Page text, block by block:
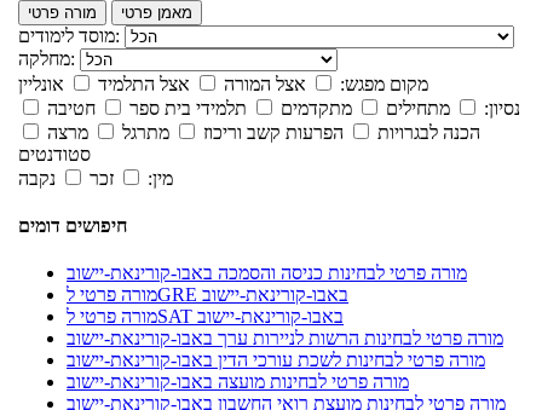
מורה פרטי מאמן פרטי
מוסד לימודים:
מחלקה:
מקום מפגש:
אצל המורה אצל התלמיד
אונליין
נסיון:
מתחילים מתקדמים תלמידי בית ספר
חטיבה
הכנה לבגרויות
הפרעות קשב וריכוז מתרגל
מרצה
סטודנטים
מין:
זכר נקבה
חיפושים דומים
מורה פרטי לבחינות כניסה והסמכה באבו-קורינאת-יישוב
מורה פרטי לGRE באבו-קורינאת-יישוב
מורה פרטי לSAT באבו-קורינאת-יישוב
מורה פרטי לבחינות הרשות לניירות ערך באבו-קורינאת-יישוב
מורה פרטי לבחינות לשכת עורכי הדין באבו-קורינאת-יישוב
מורה פרטי לבחינות מועצה באבו-קורינאת-יישוב
מורה פרטי לבחינות מועצת רואי החשבון באבו-קורינאת-יישוב